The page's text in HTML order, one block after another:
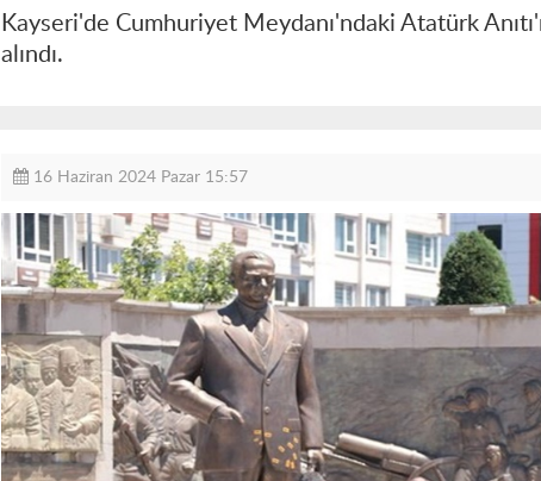
Kayseri'de Cumhuriyet Meydanı'ndaki Atatürk
alındı.
16 Haziran 2024 Pazar 15:57